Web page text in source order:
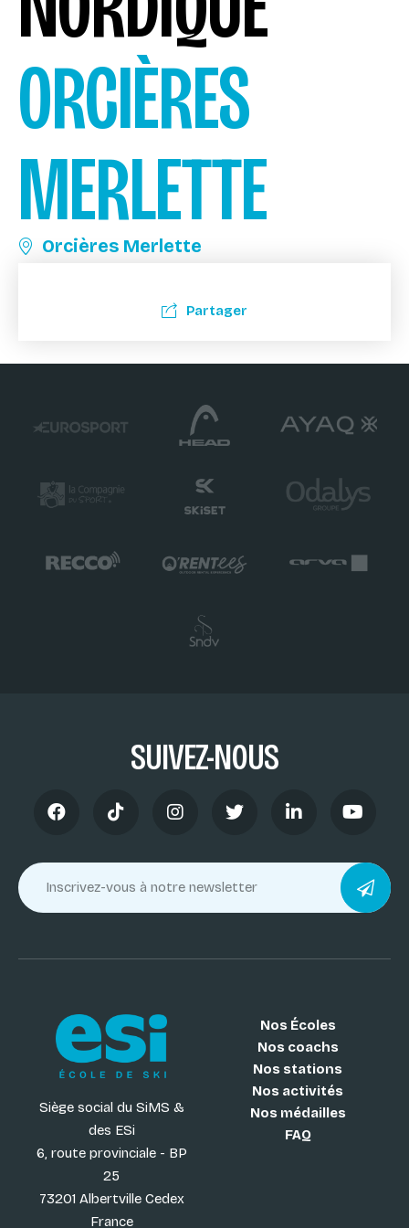
ORCIÈRES
MERLETTE
Orcières Merlette
Partager
SUIVEZ-NOUS
Siège social du SiMS &
des ESi
6, route provinciale - BP
25
73201 Albertville Cedex
France
Nos Écoles
Nos coachs
Nos stations
Nos activités
Nos médailles
FAQ